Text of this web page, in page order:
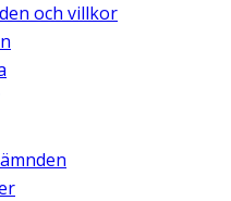
och villkor